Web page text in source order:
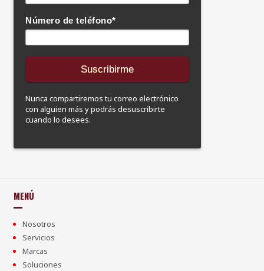
Número de teléfono*
Nunca compartiremos tu correo electrónico
con alguien más y podrás desuscribirte
cuando lo desees.
MENÚ
Nosotros
Servicios
Marcas
Soluciones